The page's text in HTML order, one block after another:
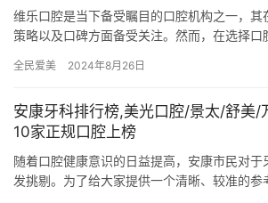
维乐口腔是当下备受瞩目的口腔机构之一，其
策略以及口碑方面备受关注。然而，在选择口
将深度…
全民爱美 2024年8月26日
安康牙科排行榜,美光口腔/景太/舒美/
10家正规口腔上榜
随着口腔健康意识的日益提高，安康市民对于
发挑剔。为了给大家提供一个清晰、较准的参